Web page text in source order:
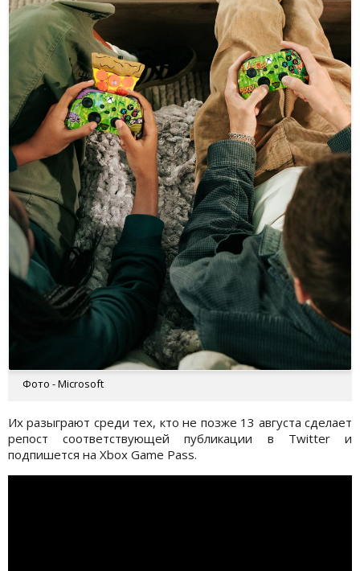
Фото - Microsoft
Их разыграют среди тех, кто не позже 13 августа сделает
репост соответствующей публикации в Twitter и
подпишется на Xbox Game Pass.